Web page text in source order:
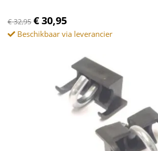
€ 32,95 € 30,95
Beschikbaar via leverancier